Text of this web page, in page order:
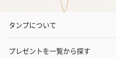
タンプについて
プレゼントを一覧から探す